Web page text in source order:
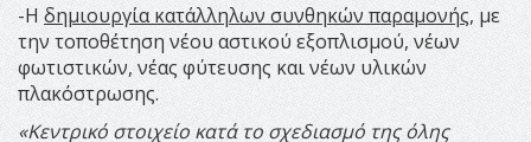
-Η δημιουργία κατάλληλων συνθηκών παραμονής, με
την τοποθέτηση νέου αστικού εξοπλισμού, νέων
φωτιστικών, νέας φύτευσης και νέων υλικών
πλακόστρωσης.
«Κεντρικό στοιχείο κατά το σχεδιασμό της όλης